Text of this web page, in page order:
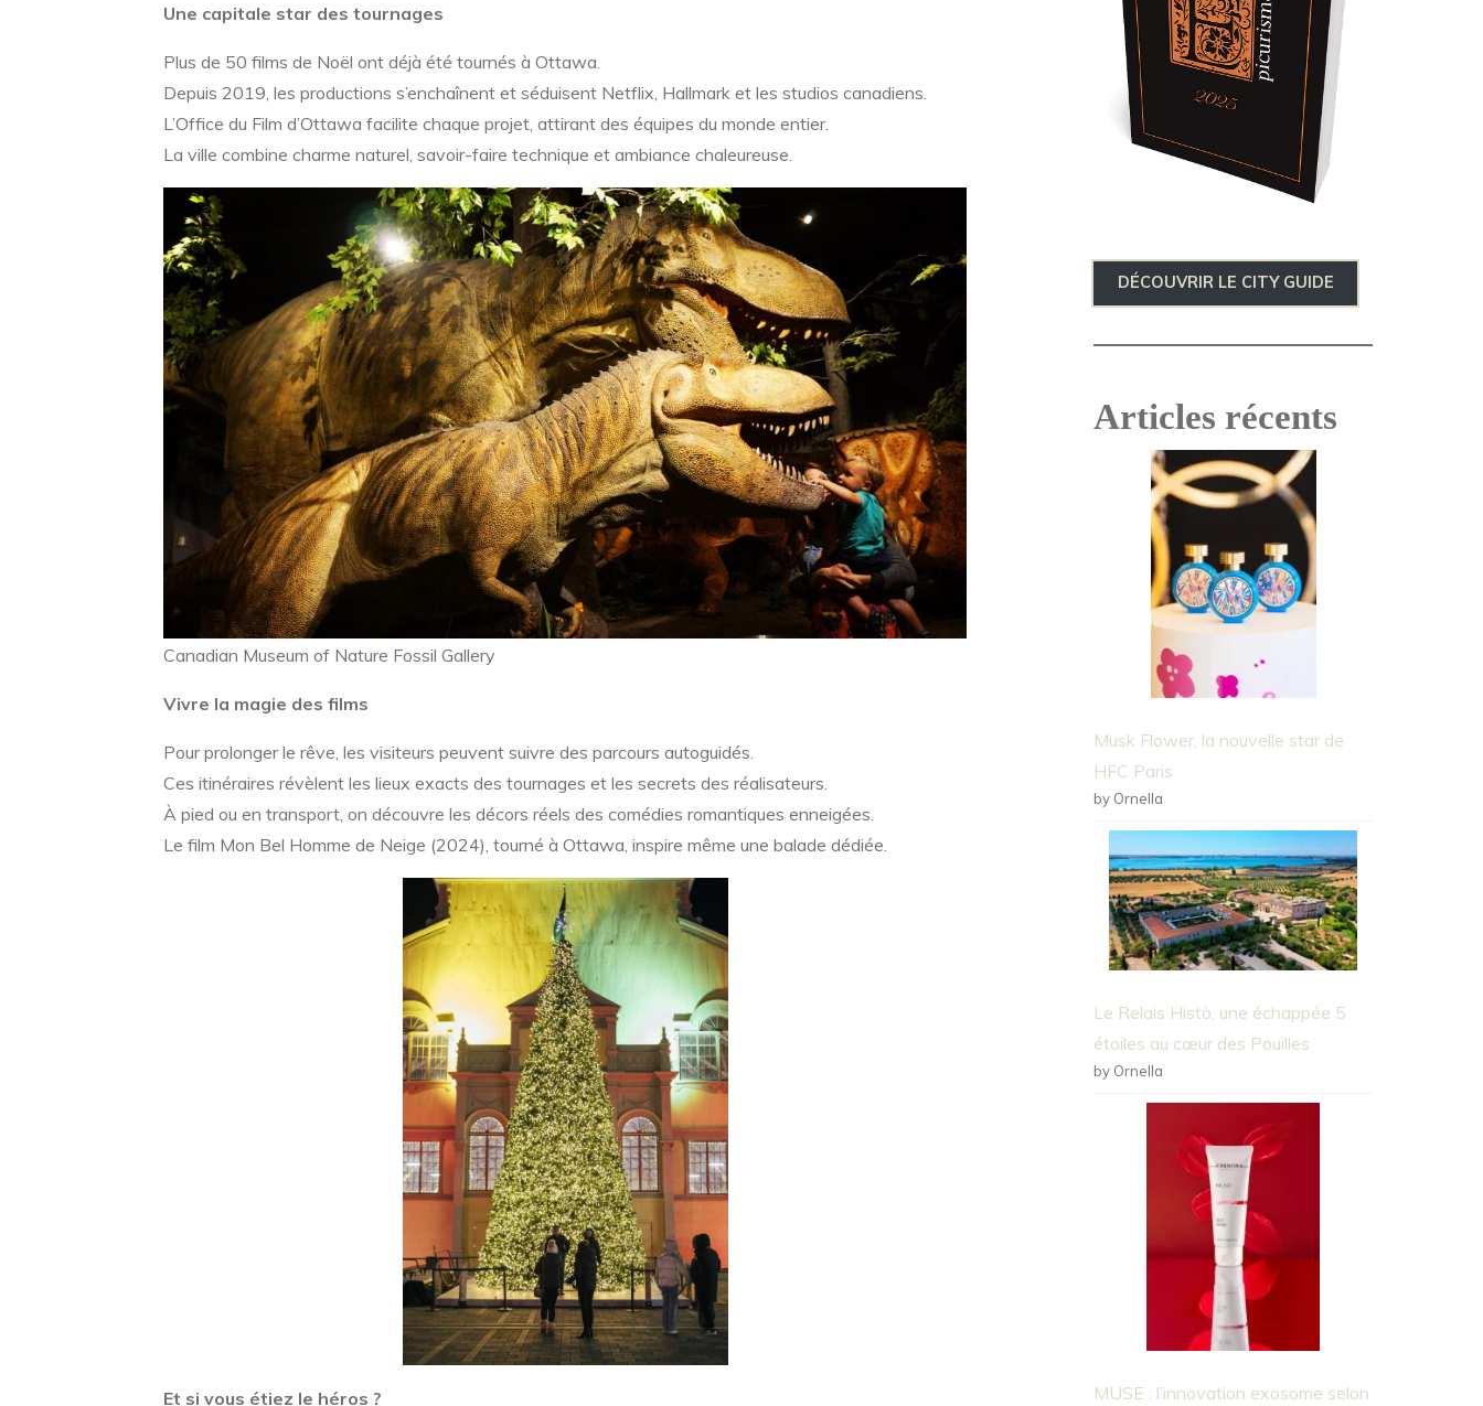
Une capitale star des tournages
Plus de 50 films de Noël ont déjà été tournés à Ottawa.
Depuis 2019, les productions s’enchaînent et séduisent Netflix, Hallmark et les studios canadiens.
L’Office du Film d’Ottawa facilite chaque projet, attirant des équipes du monde entier.
La ville combine charme naturel, savoir-faire technique et ambiance chaleureuse.
Canadian Museum of Nature Fossil Gallery
Vivre la magie des films
Pour prolonger le rêve, les visiteurs peuvent suivre des parcours autoguidés.
Ces itinéraires révèlent les lieux exacts des tournages et les secrets des réalisateurs.
À pied ou en transport, on découvre les décors réels des comédies romantiques enneigées.
Le film Mon Bel Homme de Neige (2024), tourné à Ottawa, inspire même une balade dédiée.
Et si vous étiez le héros ?
DÉCOUVRIR LE CITY GUIDE
Articles récents
Musk Flower, la nouvelle star de
HFC Paris
by Ornella
Le Relais Histò, une échappée 5
étoiles au cœur des Pouilles
by Ornella
MUSE : l’innovation exosome selon